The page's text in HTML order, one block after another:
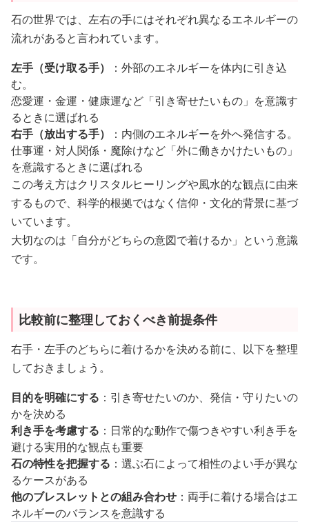
石の世界では、左右の手にはそれぞれ異なるエネルギーの
流れがあると言われています。
左手（受け取る手）
：外部のエネルギーを体内に引き込
む。
恋愛運・金運・健康運など「引き寄せたいもの」を意識す
るときに選ばれる
右手（放出する手）
：内側のエネルギーを外へ発信する。
仕事運・対人関係・魔除けなど「外に働きかけたいもの」
を意識するときに選ばれる
この考え方はクリスタルヒーリングや風水的な観点に由来
するもので、科学的根拠ではなく信仰・文化的背景に基づ
いています。
大切なのは「自分がどちらの意図で着けるか」という意識
です。
比較前に整理しておくべき前提条件
右手・左手のどちらに着けるかを決める前に、以下を整理
しておきましょう。
目的を明確にする ：引き寄せたいのか、発信・守りたいの
かを決める
利き手を考慮する ：日常的な動作で傷つきやすい利き手を
避ける実用的な観点も重要
石の特性を把握する ：選ぶ石によって相性のよい手が異な
るケースがある
他のブレスレットとの組み合わせ ：両手に着ける場合はエ
ネルギーのバランスを意識する